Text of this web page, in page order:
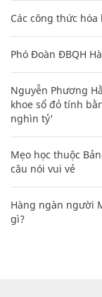
Các công thức
Phó Đoàn ĐBQH
Nguyễn Phương
khoe sổ đỏ tính
nghìn tỷ'
Mẹo học thuộc
câu nói vui vẻ
Hàng ngàn người
gì?